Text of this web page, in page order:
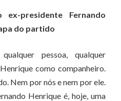
presidente Fernando
do partido
pessoa, qualquer
como companheiro.
Nem por nós e nem por ele.
Henrique é, hoje, uma